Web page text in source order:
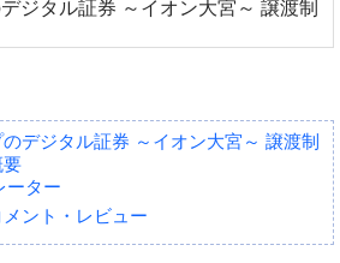
デジタル証券 ～イオン大宮～ 譲渡制
要
ーター
ント・レビュー